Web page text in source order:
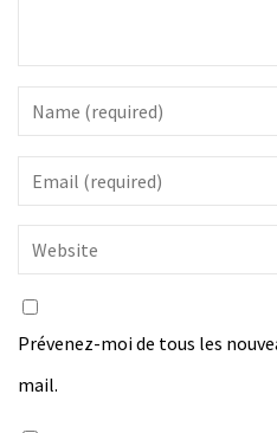
Prévenez-moi de tous les
mail.